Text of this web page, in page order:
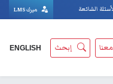
ميرك LMS الشائعة
إبحث ENGLISH